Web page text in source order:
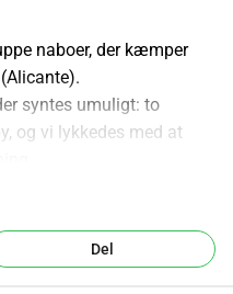
naboer, der kæmper
syntes umuligt: to
ønsker at flytte ind nu
manglen på boliger
: der
i ruiner eller i meget dårlig
Del